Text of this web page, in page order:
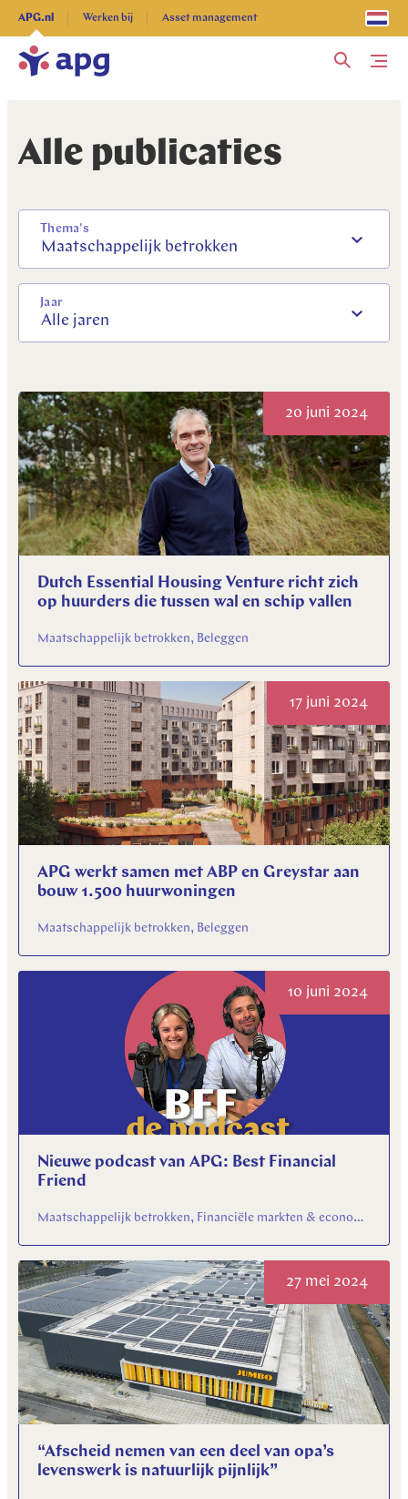
APG.nl Werken bij Asset management
Ontdek alles
Alle publicaties
Thema's
Maatschappelijk betrokken
Jaar
Alle jaren
20 juni 2024
Dutch Essential Housing Venture richt zich
op huurders die tussen wal en schip vallen
Maatschappelijk betrokken, Beleggen
17 juni 2024
APG werkt samen met ABP en Greystar aan
bouw 1.500 huurwoningen
Maatschappelijk betrokken, Beleggen
10 juni 2024
Nieuwe podcast van APG: Best Financial
Friend
Maatschappelijk betrokken, Financiële markten & economie
27 mei 2024
“Afscheid nemen van een deel van opa’s
levenswerk is natuurlijk pijnlijk”